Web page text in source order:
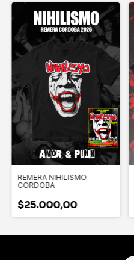
REMERA NIHILISMO
CORDOBA
$25.000,00